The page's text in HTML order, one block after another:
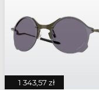
1 343,57 zł